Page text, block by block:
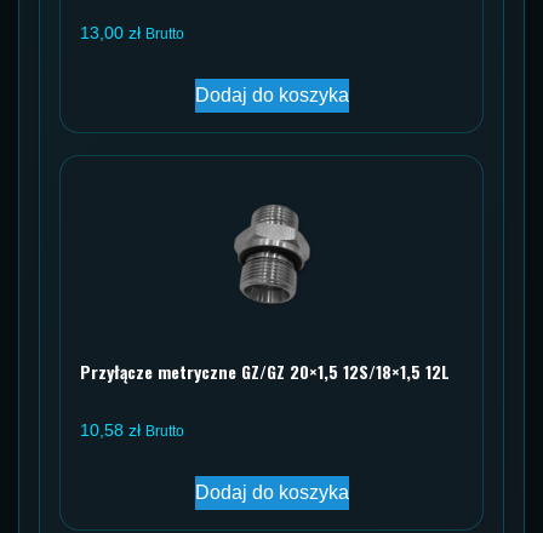
13,00 zł Brutto
Dodaj do koszyka
Przyłącze metryczne GZ/GZ 20×1,5 12S/18×1,5 12L
10,58 zł Brutto
Dodaj do koszyka